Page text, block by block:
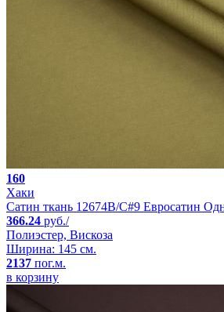
160
Хаки
Сатин ткань 12674B/C#9 Евросатин
366.24 руб./
Полиэстер, Вискоза
Ширина: 145 см.
2137 пог.м.
в корзину